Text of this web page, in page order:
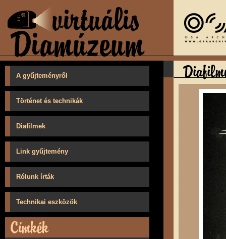
A gyűjteményről
Történet és technikák
Diafilmek
Link gyűjtemény
Rólunk írták
Technikai eszközök